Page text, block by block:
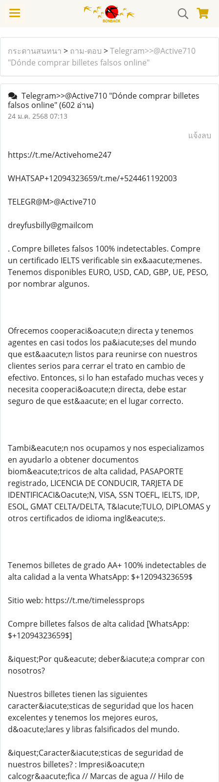
กระดานสนทนา > ถาม-ตอบ >Telegram>>@Active710
"Dónde comprar billetes falsos online"
Telegram>>@Active710 "Dónde comprar billetes
falsos online"(602 อ่าน)
24 ม.ค. 2568 07:13
แจ้งลบ
https://t.me/Activehome247
WHATSAP+12094323659/t.me/+524461192003
TELEGR@M>@Active710
dreyfusbilly@gmailcom
. Compre billetes falsos 100% indetectables. Compre
un certificado IELTS verificable sin ex&aacute;menes.
Tenemos disponibles EURO, USD, CAD, GBP, UE, PESO,
por nombrar algunos.
Ofrecemos cooperaci&oacute;n directa y tenemos
agentes en casi todos los pa&iacute;ses del mundo
que est&aacute;n listos para reunirse con nuestros
clientes serios para cerrar el trato en cambio de
efectivo. Entonces, si lo han estafado muchas veces y
necesita cooperaci&oacute;n directa, debe estar
seguro de que est&aacute; en el lugar correcto.
Tambi&eacute;n nos ocupamos y nos especializamos
en ayudarlo a obtener documentos
biom&eacute;tricos de alta calidad, PASAPORTE
registrado, LICENCIA DE CONDUCIR, TARJETA DE
IDENTIFICACI&Oacute;N, VISA, SSN TOEFL, IELTS, IDP,
ESOL, GMAT CELTA/DELTA, T&Iacute;TULO, DIPLOMAS y
otros certificados de idioma ingl&eacute;s.
Tenemos billetes de grado AA+ 100% indetectables de
alta calidad a la venta WhatsApp: $+12094323659$
Sitio web: https://t.me/timelessprops
Compre billetes falsos de alta calidad [WhatsApp:
$+12094323659$]
&iquest;Por qu&eacute; deber&iacute;a comprar con
nosotros?
Nuestros billetes tienen las siguientes
caracter&iacute;sticas de seguridad que los hacen
excelentes y tenemos los mejores euros,
d&oacute;lares y libras falsificados del mundo.
&iquest;Caracter&iacute;sticas de seguridad de
nuestros billetes? : Impresi&oacute;n
calcogr&aacute;fica // Marcas de agua // Hilo de